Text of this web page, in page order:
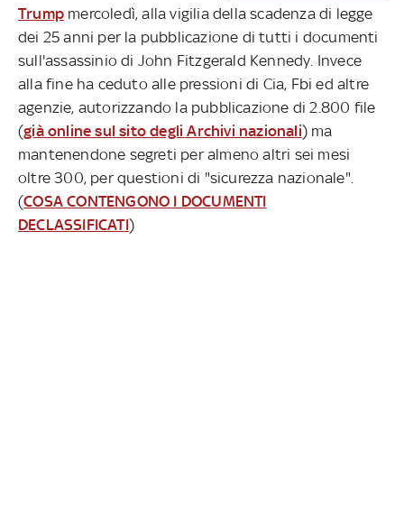
Trump mercoledì, alla vigilia della scadenza di legge
dei 25 anni per la pubblicazione di tutti i documenti
sull'assassinio di John Fitzgerald Kennedy. Invece
alla fine ha ceduto alle pressioni di Cia, Fbi ed altre
agenzie, autorizzando la pubblicazione di 2.800 file
(già online sul sito degli Archivi nazionali) ma
mantenendone segreti per almeno altri sei mesi
oltre 300, per questioni di "sicurezza nazionale".
(COSA CONTENGONO I DOCUMENTI
DECLASSIFICATI)